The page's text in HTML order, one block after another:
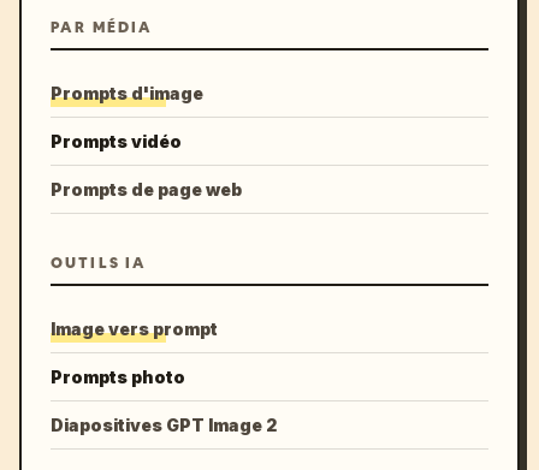
PAR MÉDIA
Prompts d'image
Prompts vidéo
Prompts de page web
OUTILS IA
Image vers prompt
Prompts photo
Diapositives GPT Image 2